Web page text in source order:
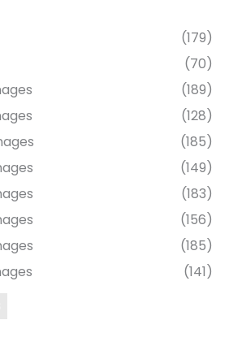
(179)
(70)
(189)
(128)
(185)
(149)
(183)
(156)
(185)
(141)